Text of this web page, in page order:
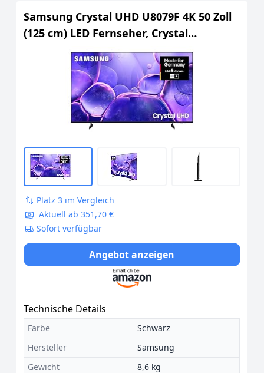
Samsung Crystal UHD U8079F 4K 50 Zoll
(125 cm) LED Fernseher, Crystal
Prozessor 4K, MetalStream Design,
SmartThings, AI Upscaling, Gaming Hub,
Knox Security, Kostenlose Inhalte, Smart
Platz 3 im Vergleich
Aktuell ab 351,70 €
Sofort verfügbar
Angebot anzeigen
Technische Details
Farbe
Schwarz
Hersteller
Samsung
Gewicht
8,6 kg